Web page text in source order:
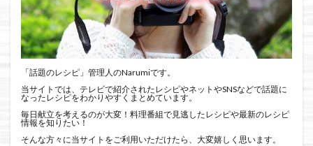
「話題のレシピ」管理人のNarumiです。
当サイトでは、テレビで紹介されたレシピやネットやSNSなどで話題に
なったレシピをわかりやすくまとめています。
毎日献立を考えるのが大変！料理番組で見逃したレシピや最新のレシピ
情報を知りたい！
そんな方々に当サイトをご利用いただけたら、大変嬉しく思います。